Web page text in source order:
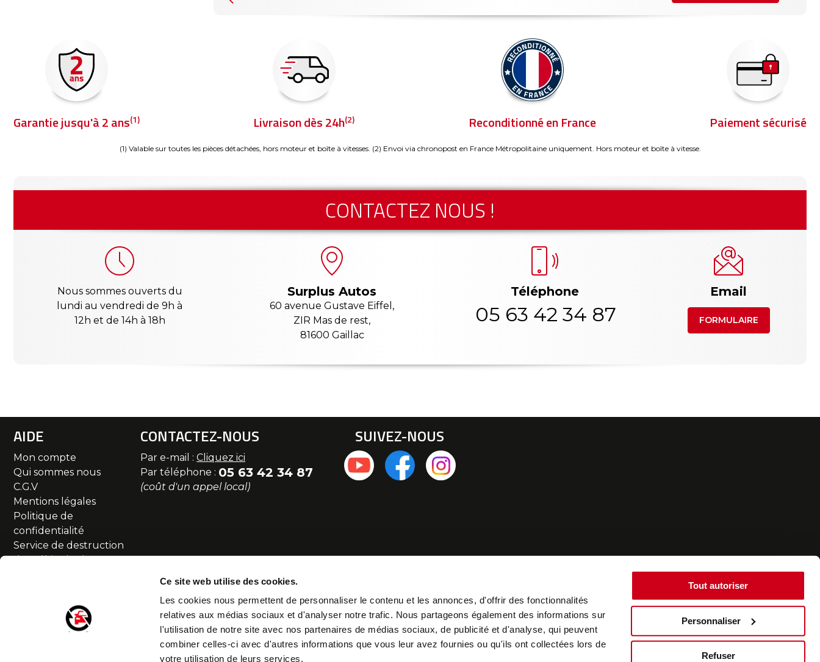
Ce site web utilise des cookies.
Les cookies nous permettent de personnaliser le contenu et les annonces, d'offrir des fonctionnalités
relatives aux médias sociaux et d'analyser notre trafic. Nous partageons également des informations sur
l'utilisation de notre site avec nos partenaires de médias sociaux, de publicité et d'analyse, qui peuvent
combiner celles-ci avec d'autres informations que vous leur avez fournies ou qu'ils ont collectées lors de
votre utilisation de leurs services.
Tout autoriser
Personnaliser
Refuser
Garantie jusqu'à 2 ans(1) Livraison dès 24h(2) Reconditionné en France Paiement sécurisé
(1) Valable sur toutes les pièces détachées, hors moteur et boîte à vitesses. (2) Envoi via chronopost en France Métropolitaine uniquement. Hors moteur et boîte à vitesse.
CONTACTEZ NOUS !
Nous sommes ouverts du
lundi au vendredi de 9h à
12h et de 14h à 18h
Surplus Autos
60 avenue Gustave Eiffel,
ZIR Mas de rest,
81600 Gaillac
Téléphone
05 63 42 34 87
Email
FORMULAIRE
AIDE
Mon compte
Qui sommes nous
C.G.V
Mentions légales
Politique de
confidentialité
Service de destruction
des véhicules hors
SAV et Retour
Partenaires
Accessibilité numérique
CONTACTEZ-NOUS
Par e-mail : Cliquez ici
Par téléphone : 05 63 42 34 87
(coût d'un appel local)
SUIVEZ-NOUS
©2022 - SurplusAuto - Réalisation : datasolution.fr